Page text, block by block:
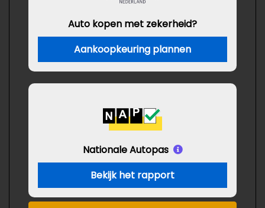
Auto kopen met zekerheid?
Aankoopkeuring plannen
Nationale Autopas
Bekijk het rapport